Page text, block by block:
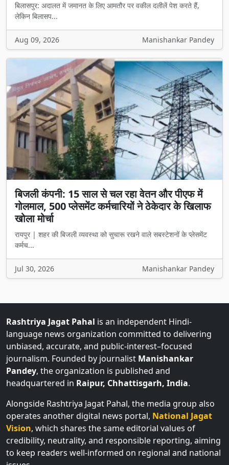
लेकिन बिलासप...
बिजली कंपनी: 15 साल से चल रहा वेतन और पीएफ में
गोलमाल, 500 प्लेसमेंट कर्मचारियों ने ठेकेदार के खिलाफ
खोला मोर्चा
रायपुर | शहर की बिजली व्यवस्था को सुचारू रखने वाले सबस्टेशनों के प्लेसमेंट
कर्मच...
Jul 30, 2026 Manishankar Pandey
language news organization committed to delivering
unbiased, accurate, and public-interest–focused
journalism. Founded by journalistManishankar
Pandey, the organization is published and
headquartered inRaipur, Chhattisgarh, India
Alongside Rashtriya Jagat Pahal, the media group also
operates another digital news portal,National Jagat
Vision, which shares the same editorial values of
credibility, neutrality, and responsible reporting, aiming
to keep readers well-informed on regional and national
issues.